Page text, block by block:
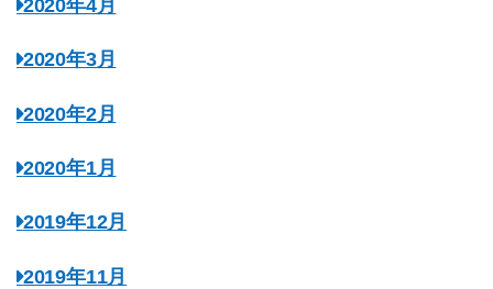
2020年4月
2020年3月
2020年2月
2020年1月
2019年12月
2019年11月